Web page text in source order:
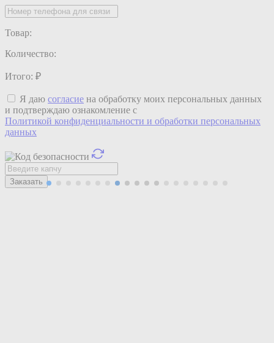
Товар:
Количество:
Итого: ₽
Я даю согласие на обработку моих персональных данных
и подтверждаю ознакомление с
Политикой конфиденциальности и обработки персональных
данных